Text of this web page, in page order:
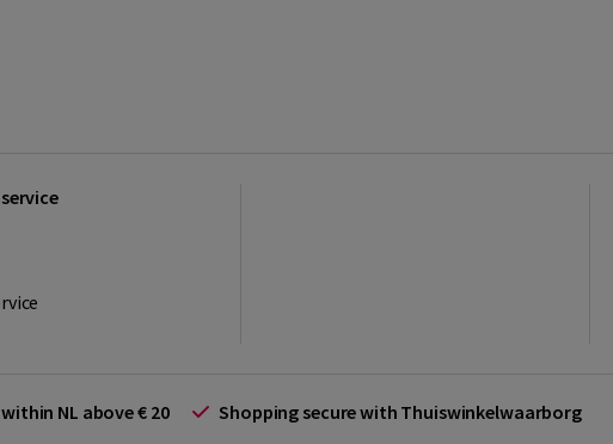
NL above € 20 Shopping secure with Thuiswinkelwaarborg